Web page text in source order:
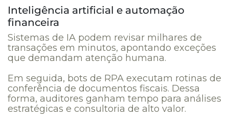
Inteligência artificial e automação
financeira
Sistemas de IA podem revisar milhares de
transações em minutos, apontando exceções
que demandam atenção humana.
Em seguida, bots de RPA executam rotinas de
conferência de documentos fiscais. Dessa
forma, auditores ganham tempo para análises
estratégicas e consultoria de alto valor.